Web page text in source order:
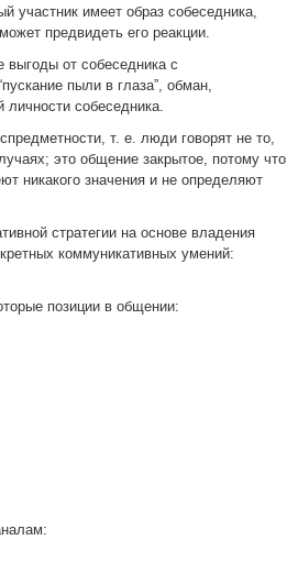
участник имеет образ собеседника,
предвидеть его реакции.
от собеседника с
пыли в глаза”, обман,
личности собеседника.
т. е. люди говорят не то,
это общение закрытое, потому что
никакого значения и не определяют
стратегии на основе владения
коммуникативных умений:
позиции в общении: